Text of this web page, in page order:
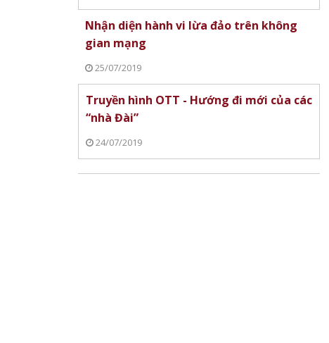
Nhận diện hành vi lừa đảo trên không
gian mạng
25/07/2019
Truyền hình OTT - Hướng đi mới của các
“nhà Đài”
24/07/2019